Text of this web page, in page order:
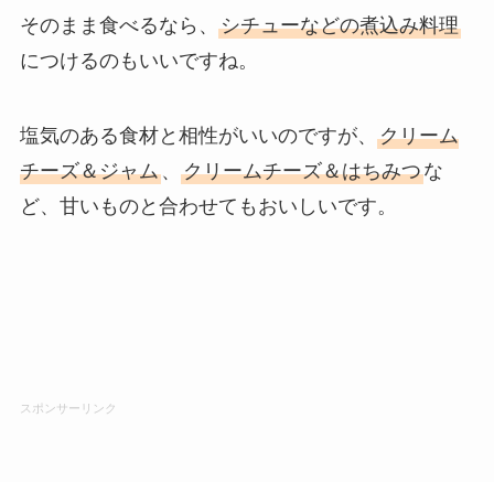
そのまま食べるなら、 シチューなどの煮込み料理
につけるのもいいですね。
塩気のある食材と相性がいいのですが、 クリーム
チーズ＆ジャム、 クリームチーズ＆はちみつな
ど、甘いものと合わせてもおいしいです。
スポンサーリンク